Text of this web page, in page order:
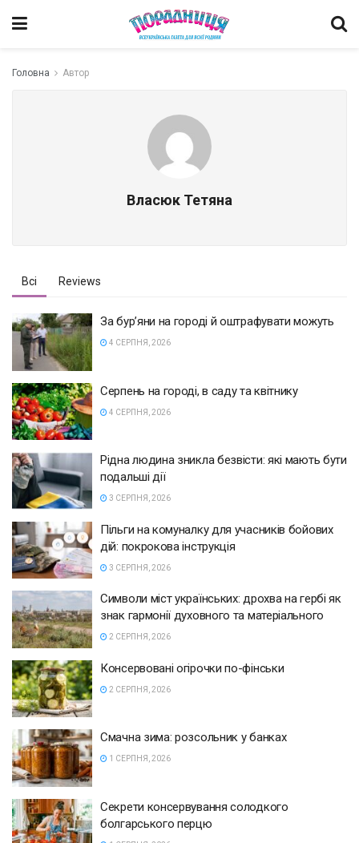
Головна Автор
Власюк Тетяна
Всі Reviews
За бур’яни на городі й оштрафувати можуть
4 СЕРПНЯ, 2026
Серпень на городі, в саду та квітнику
4 СЕРПНЯ, 2026
Рідна людина зникла безвісти: які мають бути
подальші дії
3 СЕРПНЯ, 2026
Пільги на комуналку для учасників бойових
дій: покрокова інструкція
3 СЕРПНЯ, 2026
Символи міст українських: дрохва на гербі як
знак гармонії духовного та матеріального
2 СЕРПНЯ, 2026
Консервовані огірочки по-фінськи
2 СЕРПНЯ, 2026
Смачна зима: розсольник у банках
1 СЕРПНЯ, 2026
Секрети консервування солодкого
болгарського перцю